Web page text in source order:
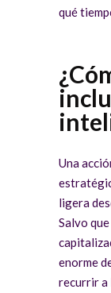
qué
Una
ligera
Salvo
enorme
recurrir a